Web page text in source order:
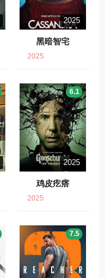
2025
黑暗智宅
2025
2025
鸡皮疙瘩
6.1
2025
7.5